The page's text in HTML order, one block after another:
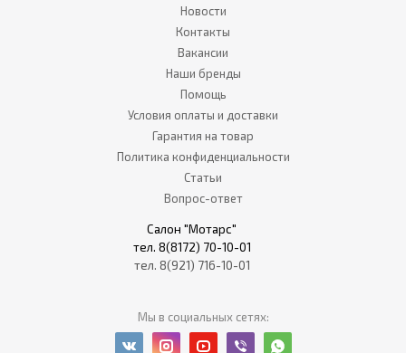
Новости
Контакты
Вакансии
Наши бренды
Помощь
Условия оплаты и доставки
Гарантия на товар
Политика конфиденциальности
Статьи
Вопрос-ответ
Салон "Мотарс"
тел. 8(8172) 70-10-01
тел. 8(921) 716-10-01
Мы в социальных сетях: